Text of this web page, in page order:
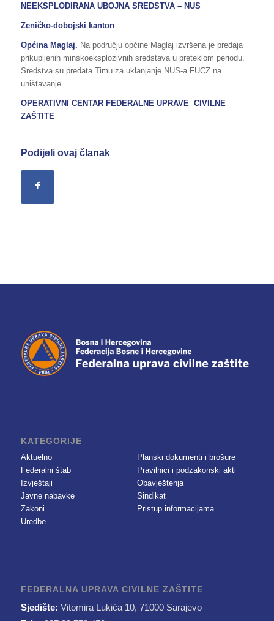
NEEKSPLODIRANA UBOJNA SREDSTVA – NUS
Zeničko-dobojski kanton
Općina Maglaj. Na području općine Maglaj izvršena je predaja
prikupljenih minskoeksplozivnih sredstava u preteklom periodu.
Sredstva su predata Timu za uklanjanje NUS-a FUCZ na
uništavanje.
OPERATIVNI CENTAR FEDERALNE UPRAVE CIVILNE
ZAŠTITE
Podijeli ovaj članak
KATEGORIJE
Aktuelno
Federalni štab
Izvještaji
Javne nabavke
Zakoni
Uredbe
Planski dokumenti i brošure
Pravilnici i podzakonski akti
Obavještenja
Sindikat
Pristup informacijama
FEDERALNA UPRAVA CIVILNE ZAŠTITE
Sjedište: Vitomira Lukića 10, 71000 Sarajevo